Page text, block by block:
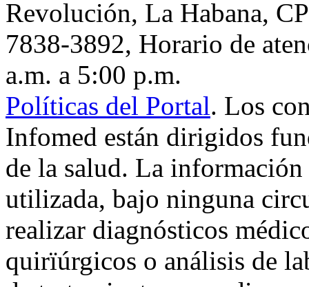
Revolución, La Habana,
7838-3892, Horario de
a.m. a 5:00 p.m.
Políticas del Portal. Los
Infomed están dirigidos
de la salud. La
utilizada, bajo ninguna
realizar diagnósticos
quirïúrgicos o análisis de